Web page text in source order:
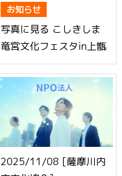
お知らせ
写真に見る こしきしま
竜宮文化フェスタin上甑
2025/11/08 [薩摩川内